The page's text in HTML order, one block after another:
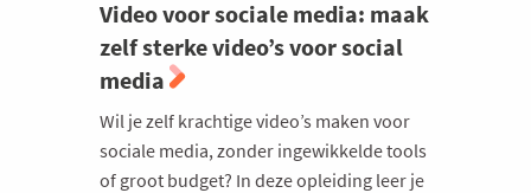
Video voor sociale media: maak
zelf sterke video’s voor social
media
Wil je zelf krachtige video’s maken voor
sociale media, zonder ingewikkelde tools
of groot budget? In deze opleiding leer je